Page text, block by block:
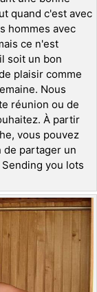
quand c'est avec
hommes avec
ce n'est
soit un bon
plaisir comme
Nous
réunion ou de
À partir
vous pouvez
de partager un
you lots